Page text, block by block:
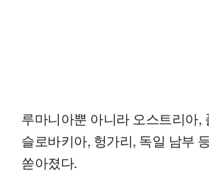
루마니아뿐 아니라 오스트리아,
슬로바키아, 헝가리, 독일 남부
쏟아졌다.